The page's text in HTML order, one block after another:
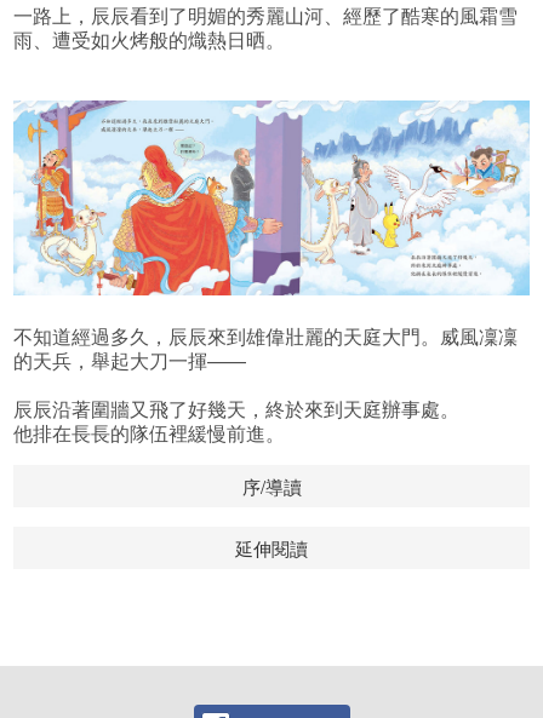
一路上，辰辰看到了明媚的秀麗山河、經歷了酷寒的風霜雪
雨、遭受如火烤般的熾熱日晒。
不知道經過多久，辰辰來到雄偉壯麗的天庭大門。威風凜凜
的天兵，舉起大刀一揮——
辰辰沿著圍牆又飛了好幾天，終於來到天庭辦事處。
他排在長長的隊伍裡緩慢前進。
序/導讀
延伸閱讀